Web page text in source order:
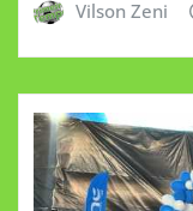
Vilson Zeni